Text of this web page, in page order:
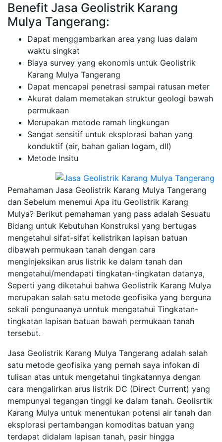
Benefit Jasa Geolistrik Karang
Mulya Tangerang:
Dapat menggambarkan area yang luas dalam
waktu singkat
Biaya survey yang ekonomis untuk Geolistrik
Karang Mulya Tangerang
Dapat mencapai penetrasi sampai ratusan meter
Akurat dalam memetakan struktur geologi bawah
permukaan
Merupakan metode ramah lingkungan
Sangat sensitif untuk eksplorasi bahan yang
konduktif (air, bahan galian logam, dll)
Metode Insitu
Pemahaman Jasa Geolistrik Karang Mulya Tangerang
dan Sebelum menemui Apa itu Geolistrik Karang
Mulya? Berikut pemahaman yang pass adalah Sesuatu
Bidang untuk Kebutuhan Konstruksi yang bertugas
mengetahui sifat-sifat kelistrikan lapisan batuan
dibawah permukaan tanah dengan cara
menginjeksikan arus listrik ke dalam tanah dan
mengetahui/mendapati tingkatan-tingkatan datanya,
Seperti yang diketahui bahwa Geolistrik Karang Mulya
merupakan salah satu metode geofisika yang berguna
sekali pengunaanya unntuk mengatahui Tingkatan-
tingkatan lapisan batuan bawah permukaan tanah
tersebut.
Jasa Geolistrik Karang Mulya Tangerang adalah salah
satu metode geofisika yang pernah saya infokan di
tulisan atas untuk mengetahui tingkatannya dengan
cara mengalirkan arus listrik DC (Direct Current) yang
mempunyai tegangan tinggi ke dalam tanah. Geolisrtik
Karang Mulya untuk menentukan potensi air tanah dan
eksplorasi pertambangan komoditas batuan yang
terdapat didalam lapisan tanah, pasir hingga